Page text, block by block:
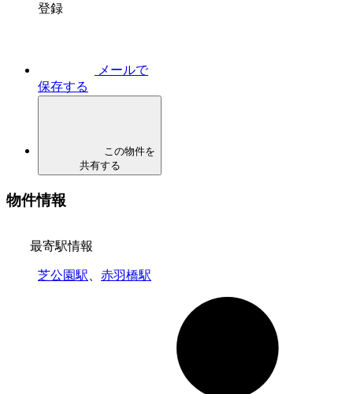
登録
メールで
保存する
この物件を
共有する
物件情報
最寄駅情報
芝公園駅 赤羽橋駅